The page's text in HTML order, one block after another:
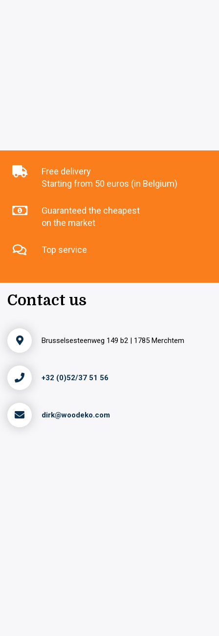
Free delivery
Starting from 50 euros (in Belgium)
Guaranteed the cheapest
on the market
Top service
Contact us
Brusselsesteenweg 149 b2 | 1785 Merchtem
+32 (0)52/37 51 56
dirk@woodeko.com